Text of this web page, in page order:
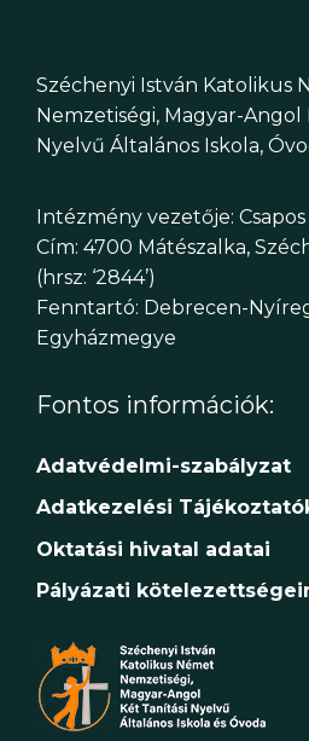
Széchenyi István Katolikus
Nemzetiségi, Magyar-Angol
Nyelvű Általános Iskola,
Intézmény vezetője:
Cím: 4700 Mátészalka,
(hrsz: ‘2844’)
Fenntartó: Debrecen-
Egyházmegye
Fontos információk:
Adatvédelmi-szabályzat
Adatkezelési
Oktatási hivatal adatai
Pályázati